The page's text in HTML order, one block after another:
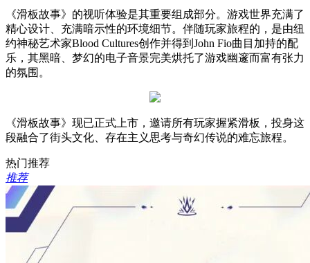
《滑板故事》的视听体验是其重要组成部分。游戏世界充满了
精心设计、充满暗示性的环境细节。伴随玩家旅程的，是由纽
约神秘艺术家Blood Cultures创作并得到John Fio曲目加持的配
乐，其黑暗、梦幻的电子音景完美烘托了游戏幽邃而富有张力
的氛围。
《滑板故事》现已正式上市，邀请所有玩家握紧滑板，投身这
段融合了街头文化、存在主义思考与奇幻传说的难忘旅程。
热门推荐
推荐